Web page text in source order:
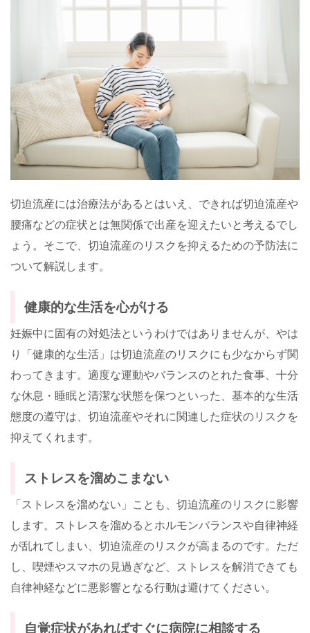
切迫流産には治療法があるとはいえ、できれば切迫流産や
腰痛などの症状とは無関係で出産を迎えたいと考えるでし
ょう。そこで、切迫流産のリスクを抑えるための予防法に
ついて解説します。
健康的な生活を心がける
妊娠中に固有の対処法というわけではありませんが、やは
り「健康的な生活」は切迫流産のリスクにも少なからず関
わってきます。適度な運動やバランスのとれた食事、十分
な休息・睡眠と清潔な状態を保つといった、基本的な生活
態度の遵守は、切迫流産やそれに関連した症状のリスクを
抑えてくれます。
ストレスを溜めこまない
「ストレスを溜めない」ことも、切迫流産のリスクに影響
します。ストレスを溜めるとホルモンバランスや自律神経
が乱れてしまい、切迫流産のリスクが高まるのです。ただ
し、喫煙やスマホの見過ぎなど、ストレスを解消できても
自律神経などに悪影響となる行動は避けてください。
自覚症状があればすぐに病院に相談する